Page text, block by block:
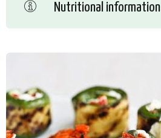
Nutritional information